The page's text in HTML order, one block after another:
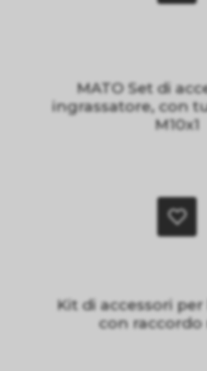
MATO Set di
ingrassatore, con
M10x1
Kit di accessori
con raccordo